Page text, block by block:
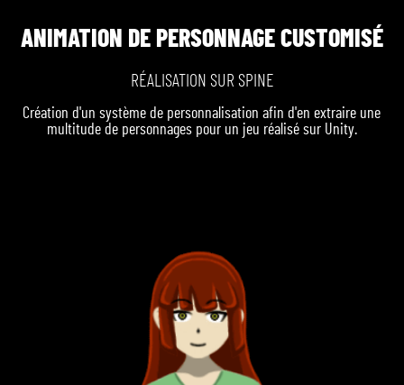
ANIMATION DE PERSONNAGE CUSTOMISÉ
RÉALISATION SUR SPINE
Création d'un système de personnalisation afin d'en extraire une
multitude de personnages pour un jeu réalisé sur Unity.